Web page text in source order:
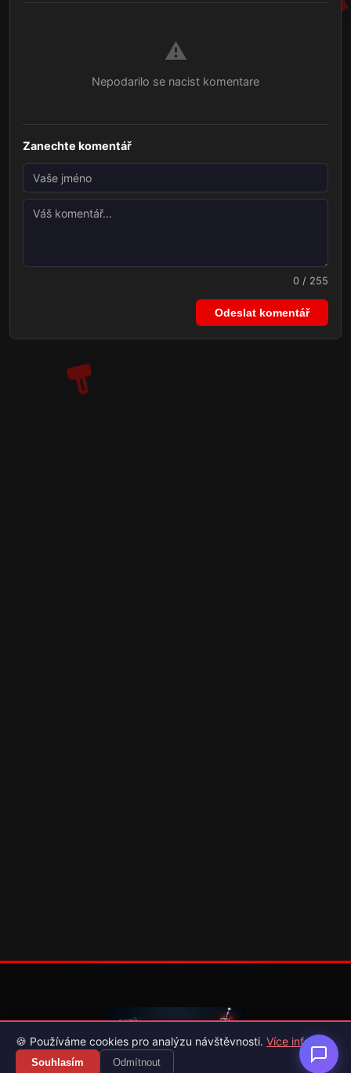
⚠️
Nepodarilo se nacist komentare
Zanechte komentář
0 / 255
Odeslat komentář
Váš průvodce světem videoher. Novinky, recenze a česko-
🍪 Používáme cookies pro analýzu návštěvnosti. Více info
Souhlasím Odmítnout